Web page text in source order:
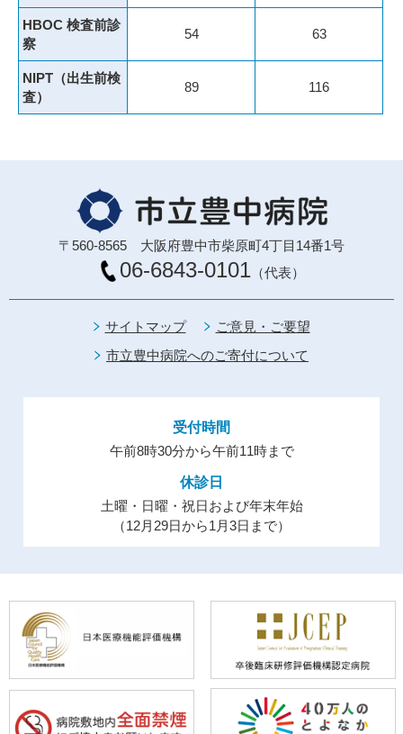
HBOC 検査前診
察
54 63
NIPT（出生前検
査）
89 116
〒560-8565 大阪府豊中市柴原町4丁目14番1号
06-6843-0101（代表）
サイトマップ
ご意見・ご要望
市立豊中病院へのご寄付について
受付時間
午前8時30分から午前11時まで
休診日
土曜・日曜・祝日および年末年始
（12月29日から1月3日まで）